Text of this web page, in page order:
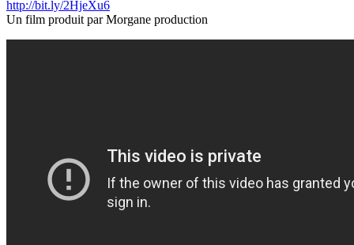
http://bit.ly/2HjeXu6
Un film produit par Morgane production